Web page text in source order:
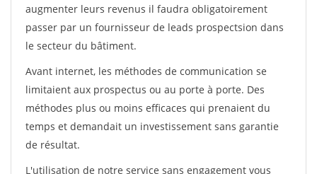
augmenter leurs revenus il faudra obligatoirement
passer par un fournisseur de leads prospectsion dans
le secteur du bâtiment.
Avant internet, les méthodes de communication se
limitaient aux prospectus ou au porte à porte. Des
méthodes plus ou moins efficaces qui prenaient du
temps et demandait un investissement sans garantie
de résultat.
L'utilisation de notre service sans engagement vous